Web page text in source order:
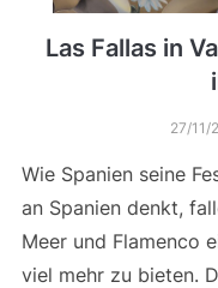
Las Fallas in
27/11/
Wie Spanien seine
an Spanien denkt,
Meer und Flamenco
viel mehr zu bieten.